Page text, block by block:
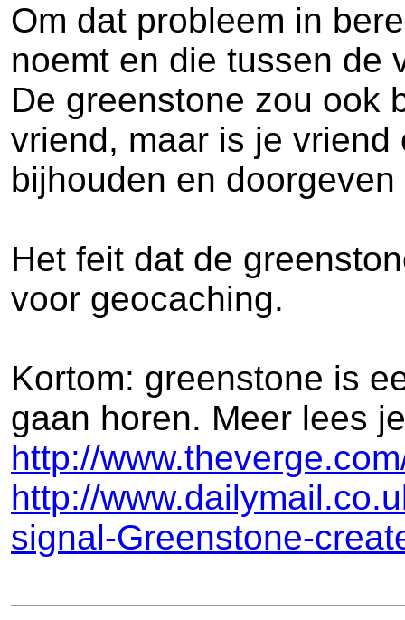
Om dat probleem in
noemt en die tussen de
De greenstone zou ook
vriend, maar is je
bijhouden en
Het feit dat de
voor geocaching.
Kortom: greenstone is
gaan horen. Meer lees
http://
http://
signal-Greenstone-